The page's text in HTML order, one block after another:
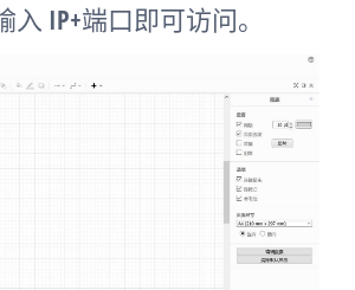
IP+端口即可访问。